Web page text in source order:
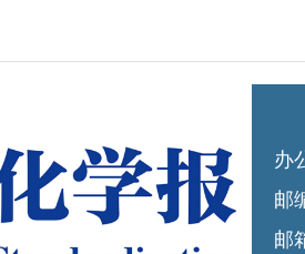
办
邮
邮